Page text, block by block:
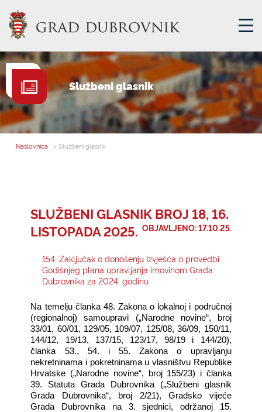
GRADSKA UPRAVA
GRADONAČELNIK
MJESNA SAMOUPRAVA
E-USLUGE
KONTAKTI
Službeni glasnik
Naslovnica > Službeni glasnik
SLUŽBENI GLASNIK BROJ 18, 16.
LISTOPADA 2025. OBJAVLJENO: 17.10.25.
154. Zaključak o donošenju Izvješća o provedbi
Godišnjeg plana upravljanja imovinom Grada
Dubrovnika za 2024. godinu
Na temelju članka 48. Zakona o lokalnoj i područnoj
(regionalnoj) samoupravi („Narodne novine“, broj
33/01, 60/01, 129/05, 109/07, 125/08, 36/09, 150/11,
144/12, 19/13, 137/15, 123/17, 98/19 i 144/20),
članka 53., 54. i 55. Zakona o upravljanju
nekretninama i pokretninama u vlasništvu Republike
Hrvatske („Narodne novine“, broj 155/23) i članka
39. Statuta Grada Dubrovnika („Službeni glasnik
Grada Dubrovnika“, broj 2/21), Gradsko vijeće
Grada Dubrovnika na 3. sjednici, održanoj 15.